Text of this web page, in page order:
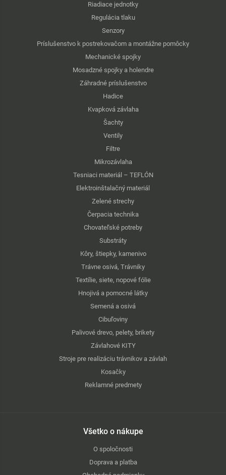
Riadiace jednotky
Regulácia tlaku
Senzory
Príslušenstvo k postrekovačom a montážne pomôcky
Mechanické spojky
Mosadzné spojky a holendre
Záhradné príslušenstvo
Hadice
Kvapková závlaha
Šachty
Ventily
Filtre
Mikrozávlaha
Tesniaci materiál – TEFLÓN
Elektroinštalačný materiál
Zelené strechy
Čerpacia technika
Chovateľské potreby
Substráty
Kôry, štiepky, kamenivo
Trávne osivá, Trávniky
Textílie, siete, nopové fólie
Hnojivá a pomocné látky
Semená a osivá
Cibuľoviny
Palivové drevo, pelety, brikety
Závlahové KITY
Stroje pre realizáciu trávnikov a závlah
Kosačky
Reklamné predmety
Všetko o nákupe
O spoločnosti
Doprava a platba